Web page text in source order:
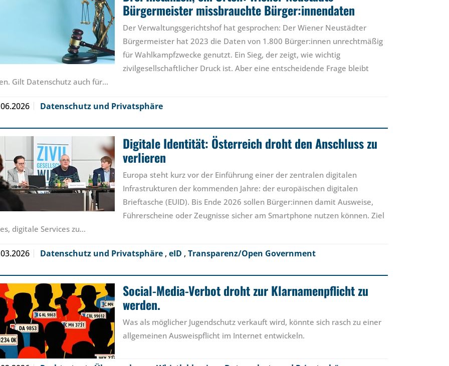
Bürgermeister missbrauchte Bürger:innendaten
Der Verwaltungsgerichtshof hat gesprochen: Der Wiener Neustädter
Bürgermeister hat 2023 die Daten von 1.800 Bürger:innen unrechtmäßig
für Wahlkampfzwecke genutzt. Ein Sieg, der zeigt, wie wichtig
zivilgesellschaftlicher Druck ist. Aber eine entscheidende Frage bleibt
Gilt Datenschutz auch für…
Datenschutz und Privatsphäre
Digitale Identität: Österreich droht den Anschluss zu
verlieren
Europa steht kurz vor der Einführung einer der zentralen digitalen
Infrastrukturen der kommenden Jahre: der europäischen digitalen
Brieftasche (EUID). Bis Ende 2026 sollen Bürger:innen damit Ausweise,
Führerscheine oder Zeugnisse sicher am Smartphone nutzen können. Ziel
digitale Services zu…
Datenschutz und Privatsphäre , eID , Transparenz/Open Government
Social-Media-Verbot droht zur Klarnamenpflicht zu
werden.
Was als möglicher Jugendschutz verkauft wird, könnte sich rasch zu einer
allgemeinen Ausweispflicht im Internet entwickeln.